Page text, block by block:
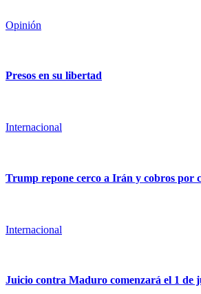
Opinión
Presos en su libertad
Internacional
Trump repone cerco a Irán y cobros por
Internacional
Juicio contra Maduro comenzará el 1 de